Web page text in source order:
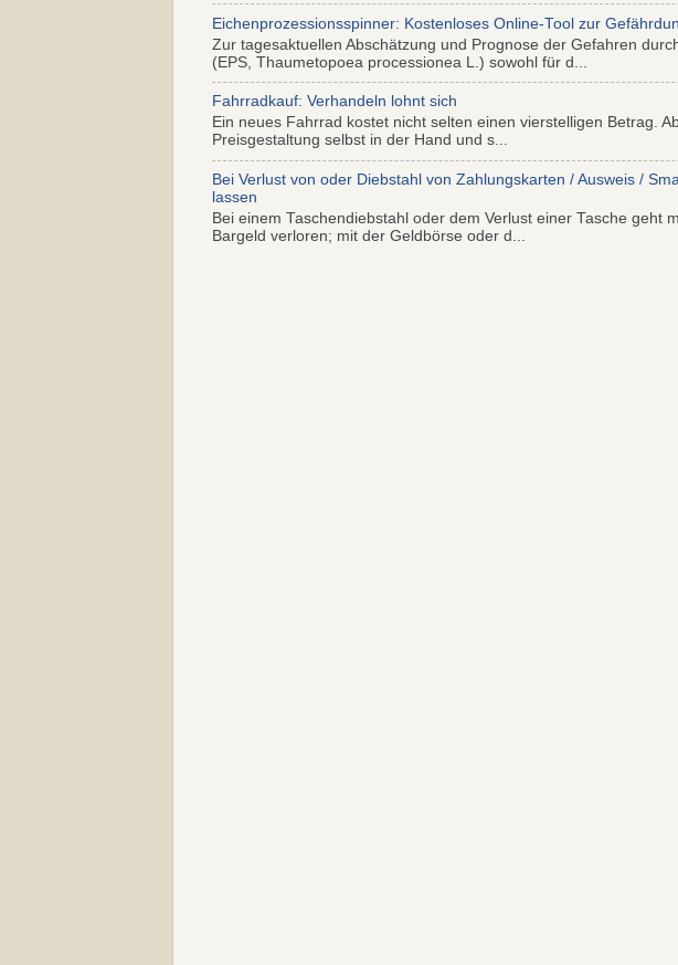
Eichenprozessionsspinner: Kostenloses Online-Tool zur
Zur tagesaktuellen Abschätzung und Prognose der Gefahren
(EPS, Thaumetopoea processionea L.) sowohl für d...
Fahrradkauf: Verhandeln lohnt sich
Ein neues Fahrrad kostet nicht selten einen vierstelligen Betrag.
Preisgestaltung selbst in der Hand und s...
Bei Verlust von oder Diebstahl von Zahlungskarten / Ausweis /
lassen
Bei einem Taschendiebstahl oder dem Verlust einer Tasche geht
Bargeld verloren; mit der Geldbörse oder d...